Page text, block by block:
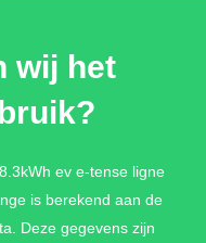
wij het
ev e-tense ligne
is berekend aan de
Deze gegevens zijn